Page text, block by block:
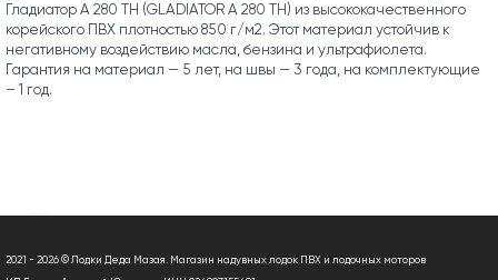
Гладиатор А 280 ТН (GLADIATOR A 280 ТН) из высококачественного
корейского ПВХ плотностью 850 г/м2. Этот материал устойчив к
негативному воздействию масла, бензина и ультрафиолета.
Гарантия на материал — 5 лет, на швы — 3 года, на комплектующие
– 1 год.
2021 - 2026 © Лодки Деда Мазая. Магазин надувных лодок ПВХ и лодочных моторов